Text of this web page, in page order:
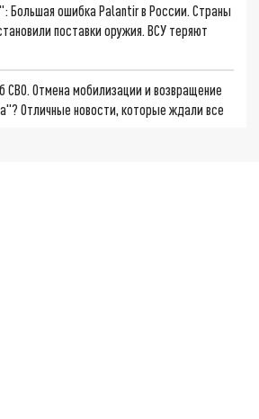
Большая ошибка Palantir в России. Страны
поставки оружия. ВСУ теряют
СВО. Отмена мобилизации и возвращение
Отличные новости, которые ждали все